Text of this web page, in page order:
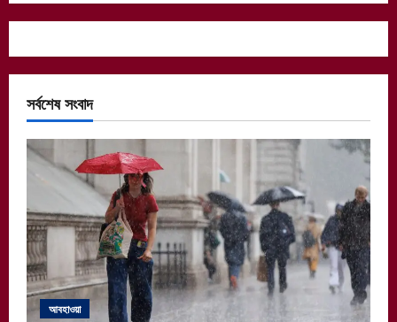
সর্বশেষ সংবাদ
আবহাওয়া